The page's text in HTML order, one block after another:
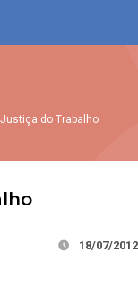
do Trabalho
18/07/2012